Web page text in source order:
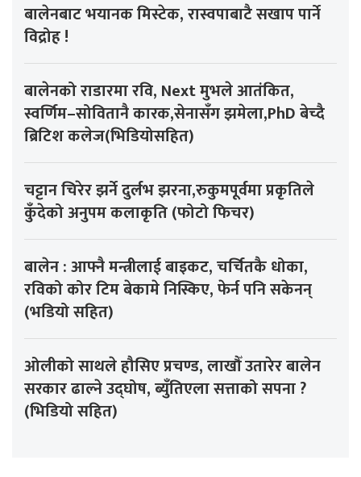
बालेनबाट भयानक मिस्टेक, रास्वपाबाटै सखाप पार्ने
विद्रोह !
बालेनको राडारमा रवि, Next मुभले आतंकित,
स्वर्णिम–सोवितानै कारक,सेनासँग झमेला,PhD बेच्दै
ब्रिटिश कलेज(भिडियोसहित)
चट्टान चिरेर झर्ने दुर्लभ झरना,रुकुमपूर्वमा प्रकृतिले
कुँदेको अनुपम कलाकृति (फोटो फिचर)
बालेन : आफ्नै मन्त्रीलाई बाइकट, चर्चितकै धोका,
रविको कोर टिम बेकामे निस्किए, फेर्न पनि सकेनन्
(भडियो सहित)
ओलीको साथले हौसिए प्रचण्ड, लाखौँ उतारेर बालेन
सरकार ढाल्ने उद्घोष, ब्युँतिएला सत्ताको सपना ?
(भिडियो सहित)